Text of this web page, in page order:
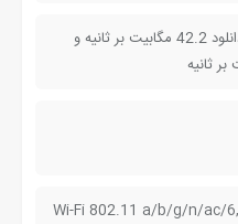
HSPA با سرعت دانلود 42.2 مگابیت بر ثانیه و
Wi-Fi 802.11 a/b/g/n/ac/